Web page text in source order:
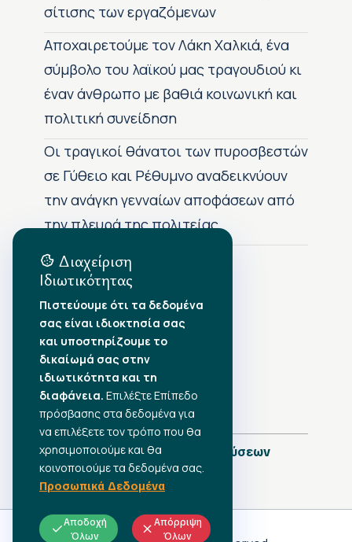
σίτισης των εργαζόμενων
Αποχαιρετούμε τον Λάκη Χαλκιά, ένα
σύμβολο του λαϊκού μας τραγουδιού κι
έναν άνθρωπο με βαθιά κοινωνική και
πολιτική συνείδηση
Οι τραγικοί θάνατοι των πυροσβεστών
σε Γύθειο και Ρέθυμνο αναδεικνύουν
την ανάγκη γενναίων αποφάσεων από
την πλευρά της πολιτείας
Αρχείο Δημοσιεύσεων
•Αύγουστος 2026
•Ιούλιος 2026
•Ιούνιος 2026
•Μάιος 2026
•Απρίλιος 2026
•Μάρτιος 2026
Πλήρες Ημερολόγιο Δημοσιεύσεων
Διαχείριση
Ιδιωτικότητας
Πιστεύουμε ότι τα δεδομένα
σας είναι ιδιοκτησία σας
και υποστηρίζουμε το
δικαίωμά σας στην
ιδιωτικότητα και τη
διαφάνεια. Επιλέξτε Επίπεδο
πρόσβασης στα δεδομένα για
να επιλέξετε τον τρόπο που θα
χρησιμοποιούμε και θα
κοινοποιούμε τα δεδομένα σας.
Προσωπικά Δεδομένα
Αποδοχή
Όλων
Απόρριψη
Όλων